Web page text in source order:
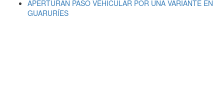
APERTURÁN PASO VEHICULAR POR UNA VARIANTE EN
GUARURÍES